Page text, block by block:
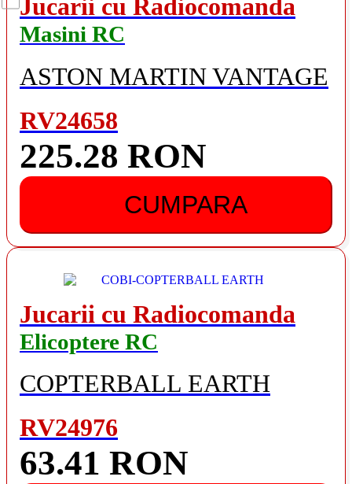
Jucarii cu Radiocomanda
Masini RC
ASTON MARTIN VANTAGE
RV24658
225.28 RON
CUMPARA
Jucarii cu Radiocomanda
Elicoptere RC
COPTERBALL EARTH
RV24976
63.41 RON